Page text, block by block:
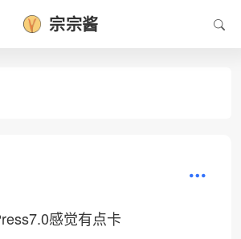
宗宗酱
感觉有点卡